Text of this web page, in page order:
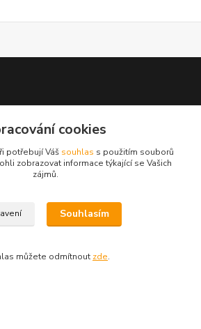
podpora
cookies
potřebují Váš souhlas s použitím souborů
zobrazovat informace týkající se Vašich
zájmů.
Souhlasím
můžete odmítnout zde.